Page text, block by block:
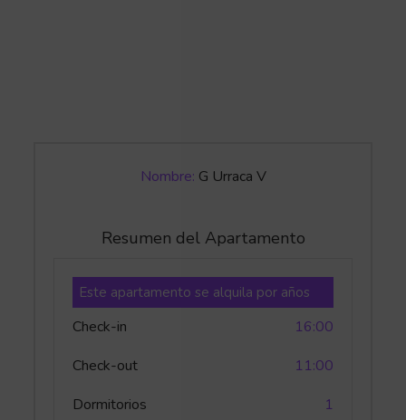
Nombre: G Urraca V
Resumen del Apartamento
Este apartamento se alquila por años
Check-in
16:00
Check-out
11:00
Dormitorios
1